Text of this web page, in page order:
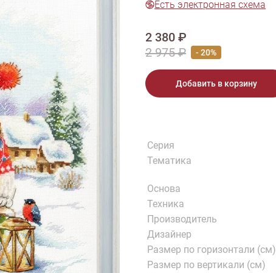
Натюрморт
Варежки
Есть электронная схема
2 380 ₽
2 975 ₽
- 20%
Добавить в корзину
Серия
Тематика
Основа
Техника
Производитель
Дизайнер
Размер по горизонтали (см)
Размер по вертикали (см)